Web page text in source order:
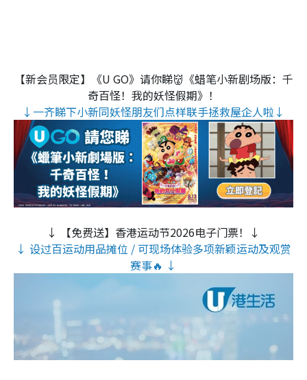
【新会员限定】《U GO》请你睇👹《蜡笔小新剧场版：千
奇百怪！我的妖怪假期》！
↓一齐睇下小新同妖怪朋友们点样联手拯救屋企人啦↓
↓ 【免费送】香港运动节2026电子门票！↓
↓ 设过百运动用品摊位 / 可现场体验多项新颖运动及观赏
赛事🔥 ↓